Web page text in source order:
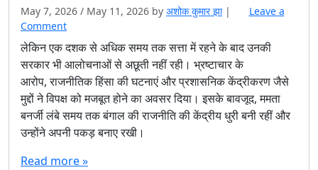
May 7, 2026 / May 11, 2026 by अशोक कुमार झा |
Leave a
Comment
लेकिन एक दशक से अधिक समय तक सत्ता में रहने के बाद उनकी
सरकार भी आलोचनाओं से अछूती नहीं रही। भ्रष्टाचार के
आरोप, राजनीतिक हिंसा की घटनाएं और प्रशासनिक केंद्रीकरण जैसे
मुद्दों ने विपक्ष को मजबूत होने का अवसर दिया। इसके बावजूद, ममता
बनर्जी लंबे समय तक बंगाल की राजनीति की केंद्रीय धुरी बनी रहीं और
उन्होंने अपनी पकड़ बनाए रखी।
Read more »